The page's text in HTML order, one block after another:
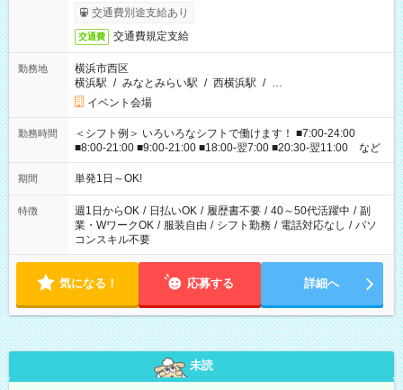
交通費別途支給あり
交通費 交通費規定支給
勤務地
横浜市西区
横浜駅 / みなとみらい駅 / 西横浜駅 / …
イベント会場
勤務時間
＜シフト例＞ いろいろなシフトで働けます！ ■7:00-24:00
■8:00-21:00 ■9:00-21:00 ■18:00-翌7:00 ■20:30-翌11:00 など
期間 単発1日～OK!
特徴 週1日からOK / 日払いOK / 履歴書不要 / 40～50代活躍中 / 副
業・WワークOK / 服装自由 / シフト勤務 / 電話対応なし / パソ
コンスキル不要
気になる！ 応募する 詳細へ
未読